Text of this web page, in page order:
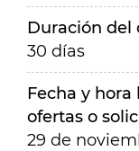
Duración del
30 días
Fecha y
ofertas o
29 de